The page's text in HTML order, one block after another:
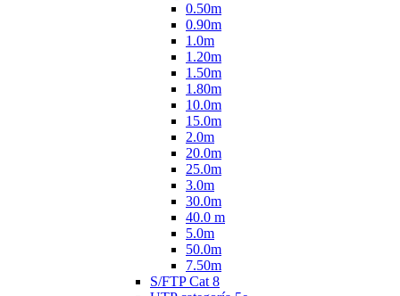
0.50m
0.90m
1.0m
1.20m
1.50m
1.80m
10.0m
15.0m
2.0m
20.0m
25.0m
3.0m
30.0m
40.0 m
5.0m
50.0m
7.50m
S/FTP Cat 8